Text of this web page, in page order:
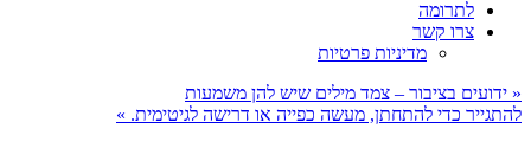
לתרומה
צרו קשר
מדיניות פרטיות
« ידועים בציבור – צמד מילים שיש להן משמעות
להתגייר כדי להתחתן, מעשה כפייה או דרישה לגיטימית. »